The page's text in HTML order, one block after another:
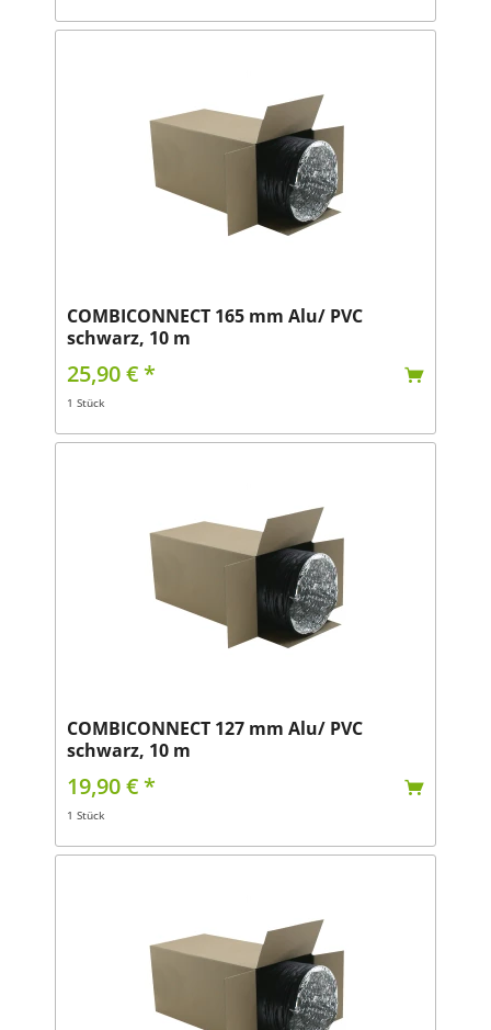
COMBICONNECT 165 mm Alu/ PVC
schwarz, 10 m
25,90 € *
1 Stück
COMBICONNECT 127 mm Alu/ PVC
schwarz, 10 m
19,90 € *
1 Stück